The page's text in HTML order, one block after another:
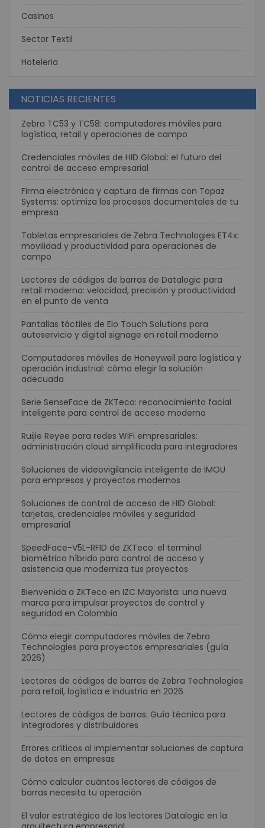
Casinos
Sector Textil
Hoteleria
NOTICIAS RECIENTES
Zebra TC53 y TC58: computadores móviles para
logística, retail y operaciones de campo
Credenciales móviles de HID Global: el futuro del
control de acceso empresarial
Firma electrónica y captura de firmas con Topaz
Systems: optimiza los procesos documentales de tu
empresa
Tabletas empresariales de Zebra Technologies ET4x:
movilidad y productividad para operaciones de
campo
Lectores de códigos de barras de Datalogic para
retail moderno: velocidad, precisión y productividad
en el punto de venta
Pantallas táctiles de Elo Touch Solutions para
autoservicio y digital signage en retail moderno
Computadores móviles de Honeywell para logística y
operación industrial: cómo elegir la solución
adecuada
Serie SenseFace de ZKTeco: reconocimiento facial
inteligente para control de acceso moderno
Ruijie Reyee para redes WiFi empresariales:
administración cloud simplificada para integradores
Soluciones de videovigilancia inteligente de IMOU
para empresas y proyectos modernos
Soluciones de control de acceso de HID Global:
tarjetas, credenciales móviles y seguridad
empresarial
SpeedFace-V5L-RFID de ZKTeco: el terminal
biométrico híbrido para control de acceso y
asistencia que moderniza tus proyectos
Bienvenida a ZKTeco en IZC Mayorista: una nueva
marca para impulsar proyectos de control y
seguridad en Colombia
Cómo elegir computadores móviles de Zebra
Technologies para proyectos empresariales (guía
2026)
Lectores de códigos de barras de Zebra Technologies
para retail, logística e industria en 2026
Lectores de códigos de barras: Guía técnica para
integradores y distribuidores
Errores críticos al implementar soluciones de captura
de datos en empresas
Cómo calcular cuántos lectores de códigos de
barras necesita tu operación
El valor estratégico de los lectores Datalogic en la